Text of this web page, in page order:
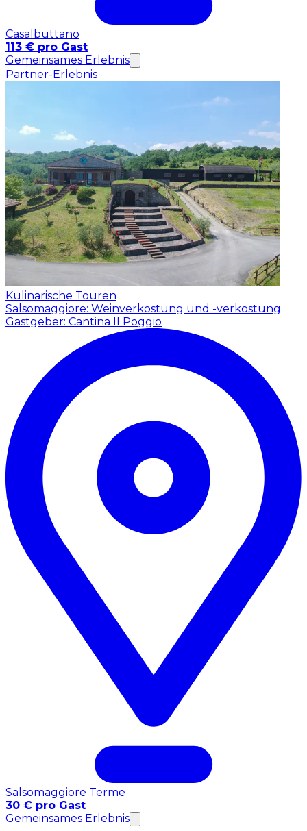
Casalbuttano
113 € pro Gast
Gemeinsames Erlebnis
Partner-Erlebnis
Kulinarische Touren
Salsomaggiore: Weinverkostung und -verkostung
Gastgeber: Cantina Il Poggio
Salsomaggiore Terme
30 € pro Gast
Gemeinsames Erlebnis